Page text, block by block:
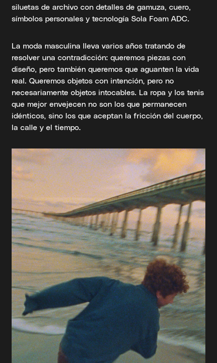
siluetas de archivo con detalles de gamuza, cuero,
símbolos personales y tecnología Sola Foam ADC.
La moda masculina lleva varios años tratando de
resolver una contradicción: queremos piezas con
diseño, pero también queremos que aguanten la vida
real. Queremos objetos con intención, pero no
necesariamente objetos intocables. La ropa y los tenis
que mejor envejecen no son los que permanecen
idénticos, sino los que aceptan la fricción del cuerpo,
la calle y el tiempo.